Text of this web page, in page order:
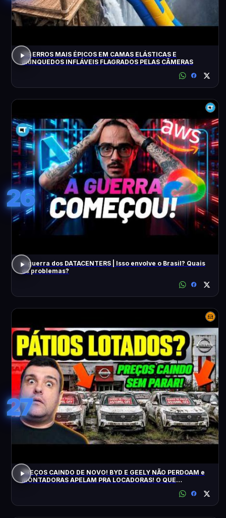
OS ERROS MAIS ÉPICOS EM CAMAS ELÁSTICAS E
BRINQUEDOS INFLÁVEIS FLAGRADOS PELAS CÂMERAS
26
A guerra dos DATACENTERS | Isso envolve o Brasil? Quais
os problemas?
27
PREÇOS CAINDO DE NOVO! BYD E GEELY NÃO PERDOAM e
MONTADORAS APELAM PRA LOCADORAS! O QUE